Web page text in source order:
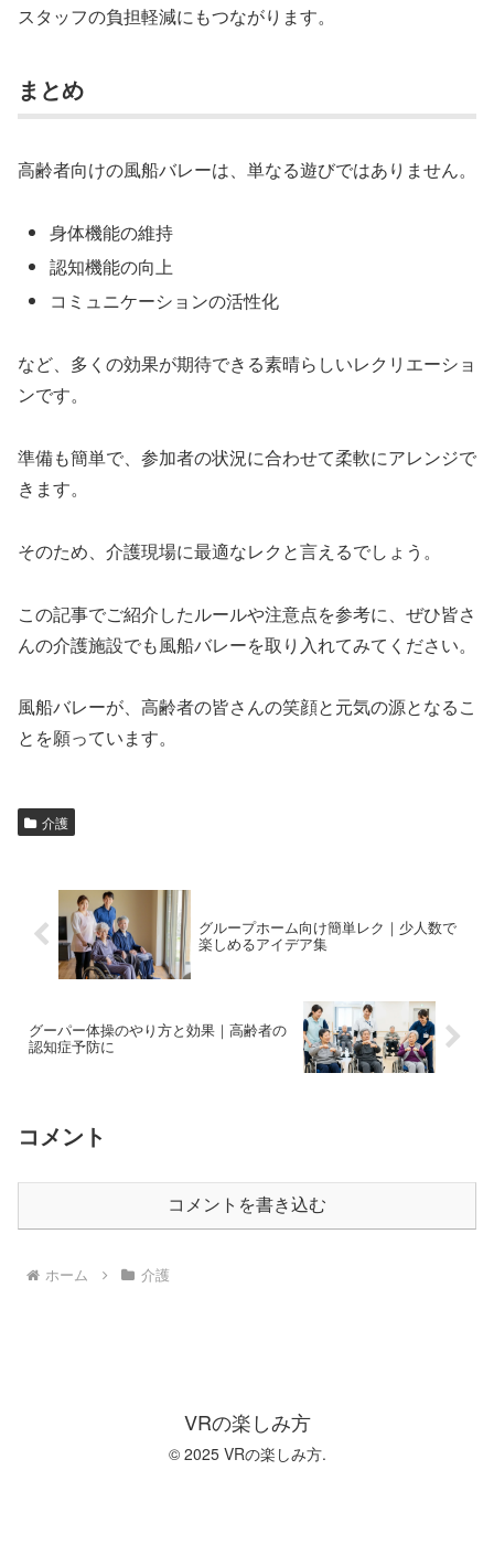
スタッフの負担軽減にもつながります。
まとめ
高齢者向けの風船バレーは、単なる遊びではありません。
身体機能の維持
認知機能の向上
コミュニケーションの活性化
など、多くの効果が期待できる素晴らしいレクリエーショ
ンです。
準備も簡単で、参加者の状況に合わせて柔軟にアレンジで
きます。
そのため、介護現場に最適なレクと言えるでしょう。
この記事でご紹介したルールや注意点を参考に、ぜひ皆さ
んの介護施設でも風船バレーを取り入れてみてください。
風船バレーが、高齢者の皆さんの笑顔と元気の源となるこ
とを願っています。
介護
グループホーム向け簡単レク｜少人数で
楽しめるアイデア集
グーパー体操のやり方と効果｜高齢者の
認知症予防に
コメント
コメントを書き込む
ホーム 介護
VRの楽しみ方
© 2025 VRの楽しみ方.